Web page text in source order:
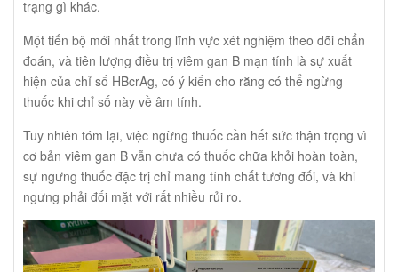
trạng gì khác.
Một tiến bộ mới nhất trong lĩnh vực xét nghiệm theo dõi chẩn
đoán, và tiên lượng điều trị viêm gan B mạn tính là sự xuất
hiện của chỉ số HBcrAg, có ý kiến cho rằng có thể ngừng
thuốc khi chỉ số này về âm tính.
Tuy nhiên tóm lại, việc ngừng thuốc cần hết sức thận trọng vì
cơ bản viêm gan B vẫn chưa có thuốc chữa khỏi hoàn toàn,
sự ngưng thuốc đặc trị chỉ mang tính chất tương đối, và khi
ngưng phải đối mặt với rất nhiều rủi ro.